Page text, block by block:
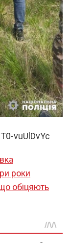
vuUlDvYc
роки
обіцяють